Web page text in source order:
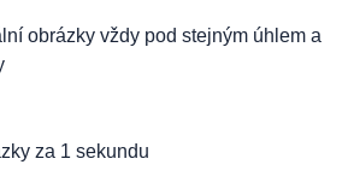
obrázky vždy pod stejným úhlem a
za 1 sekundu